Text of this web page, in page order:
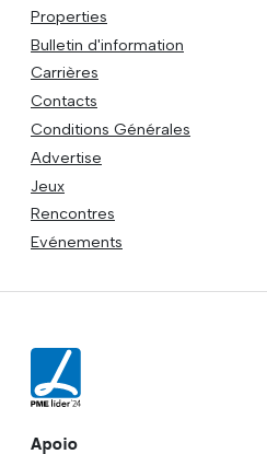
Properties
Bulletin d'information
Carrières
Contacts
Conditions Générales
Advertise
Jeux
Rencontres
Evénements
Apoio